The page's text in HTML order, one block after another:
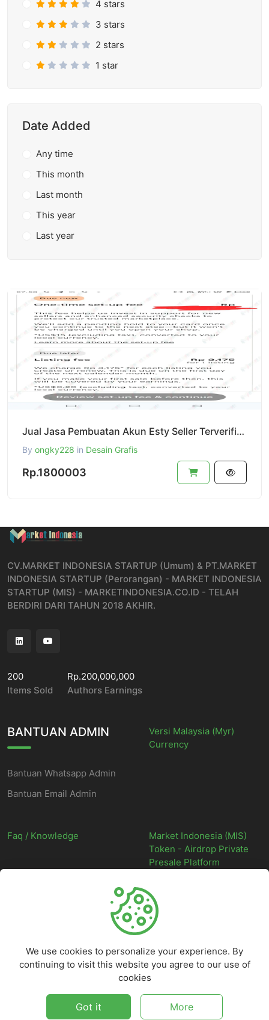
4 stars
3 stars
2 stars
1 star
Date Added
Any time
This month
Last month
This year
Last year
Jual Jasa Pembuatan Akun Esty Seller Terverifikasi Foto Indentitas+Selfie Full Siap Pakai
By ongky228 in Desain Grafis
Rp.1800003
CV.MARKET INDONESIA STARTUP (Umum) & PT.MARKET
INDONESIA STARTUP (Perorangan) - MARKET INDONESIA
STARTUP (MIS) - MARKETINDONESIA.CO.ID - TELAH
BERDIRI DARI TAHUN 2018 AKHIR.
200
Items Sold
Rp.200,000,000
Authors Earnings
BANTUAN ADMIN
Bantuan Whatsapp Admin
Bantuan Email Admin
Versi Malaysia (Myr)
Currency
Faq / Knowledge
Market Indonesia (MIS)
Token - Airdrop Private
Presale Platform
Terpercaya - All rights reserved.
We use cookies to personalize your experience. By
continuing to visit this website you agree to our use of
cookies
Got it More